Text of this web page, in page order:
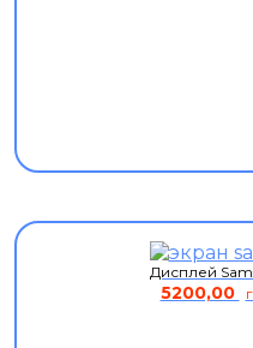
Дисплей
5200,00